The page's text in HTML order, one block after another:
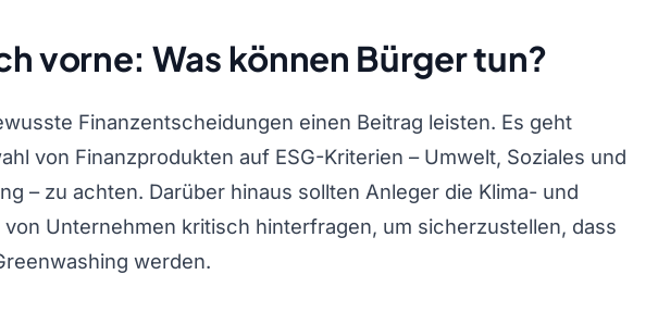
vorne: Was können Bürger tun?
Finanzentscheidungen einen Beitrag leisten. Es geht
von Finanzprodukten auf ESG-Kriterien – Umwelt, Soziales und
– zu achten. Darüber hinaus sollten Anleger die Klima- und
Unternehmen kritisch hinterfragen, um sicherzustellen, dass
werden.